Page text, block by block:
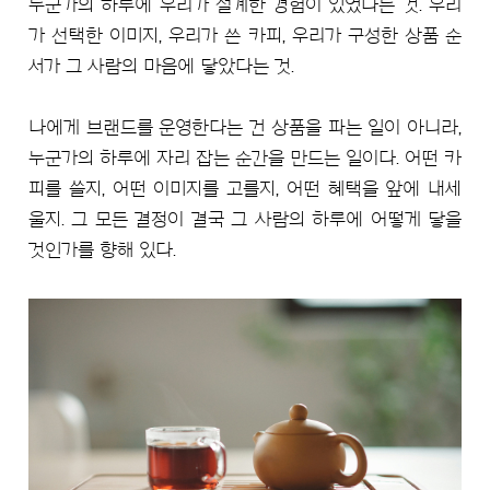
누군가의 하루에 우리가 설계한 경험이 있었다는 것. 우리
가 선택한 이미지, 우리가 쓴 카피, 우리가 구성한 상품 순
서가 그 사람의 마음에 닿았다는 것.
나에게 브랜드를 운영한다는 건 상품을 파는 일이 아니라,
누군가의 하루에 자리 잡는 순간을 만드는 일이다. 어떤 카
피를 쓸지, 어떤 이미지를 고를지, 어떤 혜택을 앞에 내세
울지. 그 모든 결정이 결국 그 사람의 하루에 어떻게 닿을
것인가를 향해 있다.